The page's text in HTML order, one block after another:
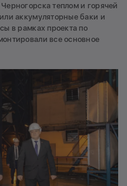
теплом и горячей
аккумуляторные баки и
в рамках проекта по
все основное